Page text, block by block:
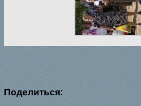
Поделиться: